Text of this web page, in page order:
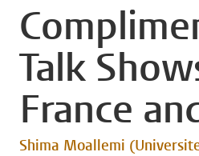
Talk
France
Shima Moallemi